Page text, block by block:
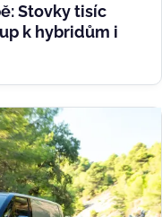
Stovky tisíc
k hybridům i